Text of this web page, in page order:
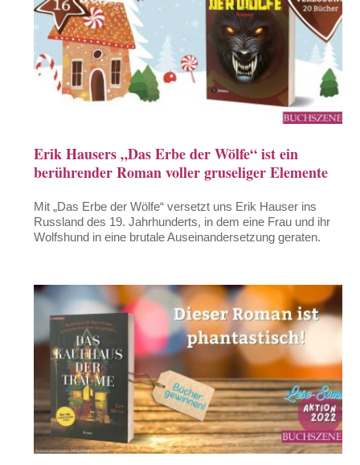
Erik Hausers „Das Erbe der Wölfe“ ist ein
berührender Roman voller gruseliger Elemente
Mit „Das Erbe der Wölfe“ versetzt uns Erik Hauser ins
Russland des 19. Jahrhunderts, in dem eine Frau und ihr
Wolfshund in eine brutale Auseinandersetzung geraten.